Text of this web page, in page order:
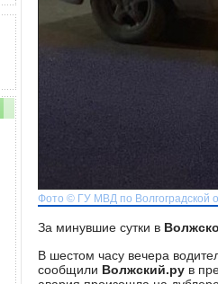
Фото © ГУ МВД по Волгоградской
За минувшие сутки в
В шестом часу вечера
сообщили Волжский.ру в